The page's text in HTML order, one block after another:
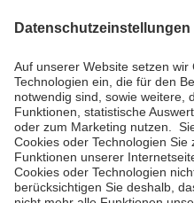
Impressum
Datenschutzinformationen